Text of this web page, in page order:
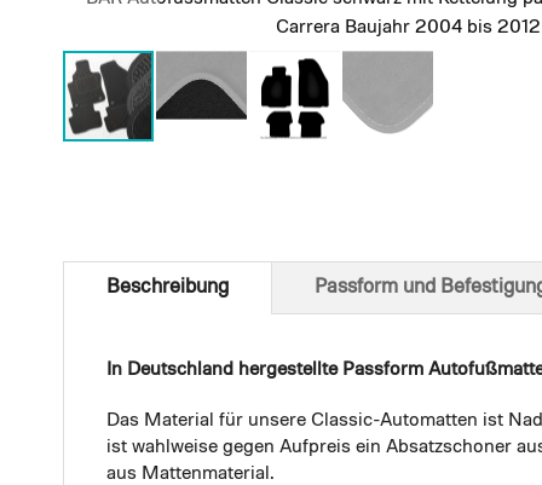
Carrera Baujahr 2004 bis 2012
of
Beschreibung
In Deutschland hergestellte Passform
Das Material für unsere Classic-Automatten ist
ist wahlweise gegen Aufpreis ein Absatzschoner
aus Mattenmaterial.
Passform und